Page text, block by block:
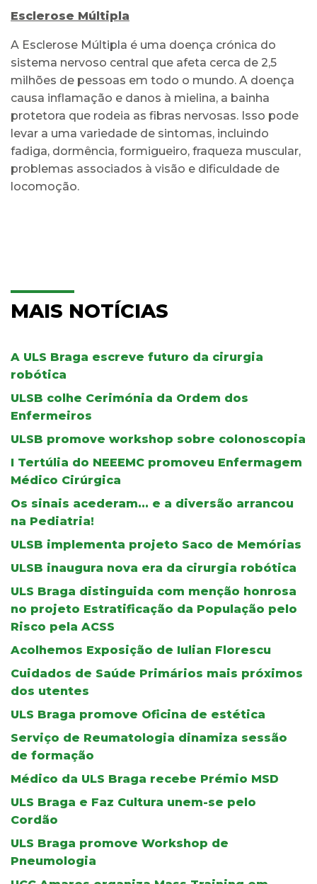
Esclerose Múltipla
A Esclerose Múltipla é uma doença crónica do
sistema nervoso central que afeta cerca de 2,5
milhões de pessoas em todo o mundo. A doença
causa inflamação e danos à mielina, a bainha
protetora que rodeia as fibras nervosas. Isso pode
levar a uma variedade de sintomas, incluindo
fadiga, dormência, formigueiro, fraqueza muscular,
problemas associados à visão e dificuldade de
locomoção.
MAIS NOTÍCIAS
A ULS Braga escreve futuro da cirurgia
robótica
ULSB colhe Cerimónia da Ordem dos
Enfermeiros
ULSB promove workshop sobre colonoscopia
I Tertúlia do NEEEMC promoveu Enfermagem
Médico Cirúrgica
Os sinais acederam... e a diversão arrancou
na Pediatria!
ULSB implementa projeto Saco de Memórias
ULSB inaugura nova era da cirurgia robótica
ULS Braga distinguida com menção honrosa
no projeto Estratificação da População pelo
Risco pela ACSS
Acolhemos Exposição de Iulian Florescu
Cuidados de Saúde Primários mais próximos
dos utentes
ULS Braga promove Oficina de estética
Serviço de Reumatologia dinamiza sessão
de formação
Médico da ULS Braga recebe Prémio MSD
ULS Braga e Faz Cultura unem-se pelo
Cordão
ULS Braga promove Workshop de
Pneumologia